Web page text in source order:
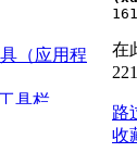
（应用程
具栏
在
路
收